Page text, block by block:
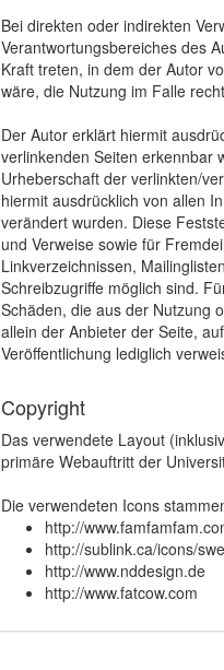
Bei direkten oder indirekten
Verantwortungsbereiches des
Kraft treten, in dem der Autor
wäre, die Nutzung im Falle
Der Autor erklärt hiermit
verlinkenden Seiten erkennbar
Urheberschaft der verlinkten/
hiermit ausdrücklich von allen
verändert wurden. Diese
und Verweise sowie für
Linkverzeichnissen,
Schreibzugriffe möglich sind.
Schäden, die aus der Nutzung
allein der Anbieter der Seite,
Veröffentlichung lediglich
Copyright
Das verwendete Layout
primäre Webauftritt der
Die verwendeten Icons
http://
http://sublink.ca/icons/
http://www.nddesign.de
http://www.fatcow.com